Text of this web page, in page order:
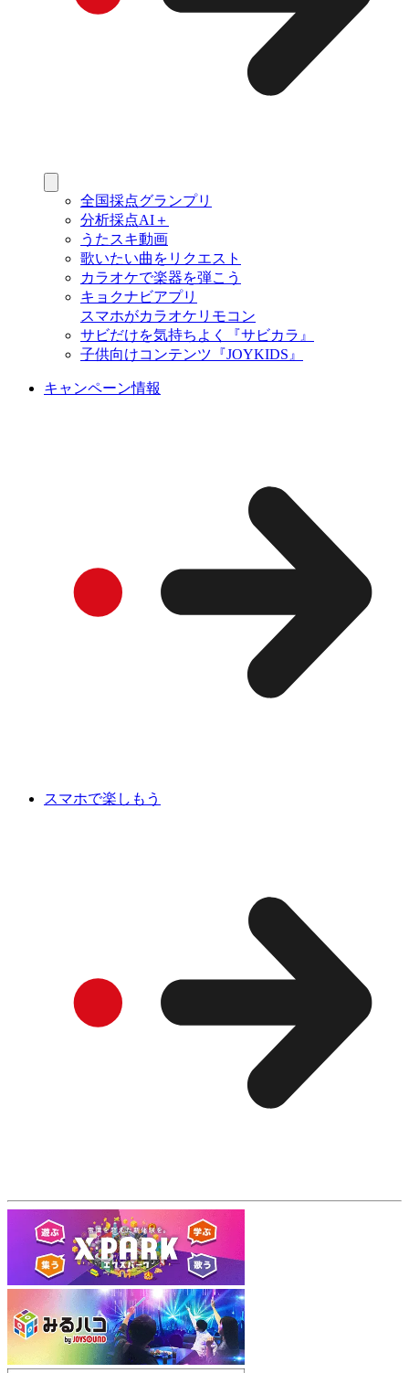
全国採点グランプリ
分析採点AI＋
うたスキ動画
歌いたい曲をリクエスト
カラオケで楽器を弾こう
キョクナビアプリ
スマホがカラオケリモコン
サビだけを気持ちよく『サビカラ』
子供向けコンテンツ『JOYKIDS』
キャンペーン情報
スマホで楽しもう